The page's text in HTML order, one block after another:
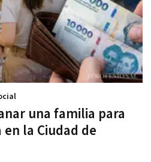
una familia para
la Ciudad de